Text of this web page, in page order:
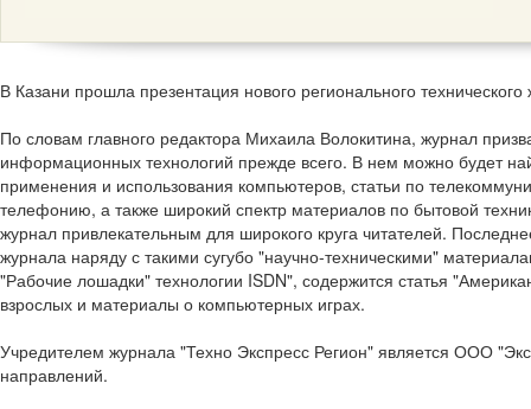
В Казани прошла презентация нового регионального
По словам главного редактора Михаила Волокитина, журнал
информационных технологий прежде всего. В нем можно будет
применения и использования компьютеров, статьи по
телефонию, а также широкий спектр материалов по бытовой
журнал привлекательным для широкого круга читателей.
журнала наряду с такими сугубо "научно-техническими"
"Рабочие лошадки" технологии ISDN", содержится статья
взрослых и материалы о компьютерных играх.
Учредителем журнала "Техно Экспресс Регион" является ООО
направлений.